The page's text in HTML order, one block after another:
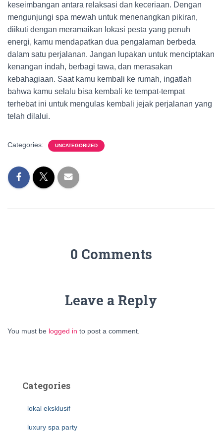
keseimbangan antara relaksasi dan keceriaan. Dengan
mengunjungi spa mewah untuk menenangkan pikiran,
diikuti dengan meramaikan lokasi pesta yang penuh
energi, kamu mendapatkan dua pengalaman berbeda
dalam satu perjalanan. Jangan lupakan untuk menciptakan
kenangan indah, berbagi tawa, dan merasakan
kebahagiaan. Saat kamu kembali ke rumah, ingatlah
bahwa kamu selalu bisa kembali ke tempat-tempat
terhebat ini untuk mengulas kembali jejak perjalanan yang
telah dilalui.
Categories: UNCATEGORIZED
0 Comments
Leave a Reply
You must be logged in to post a comment.
Categories
lokal eksklusif
luxury spa party